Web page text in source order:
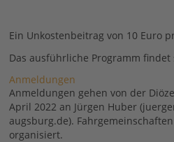
Ein Unkostenbeitrag von 10 Euro
Das ausführliche Programm
Anmeldungen
Anmeldungen gehen von der
April 2022 an Jürgen Huber
augsburg.de).
organisiert.